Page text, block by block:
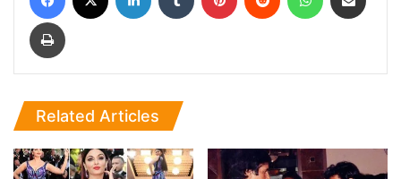
Print
Related Articles